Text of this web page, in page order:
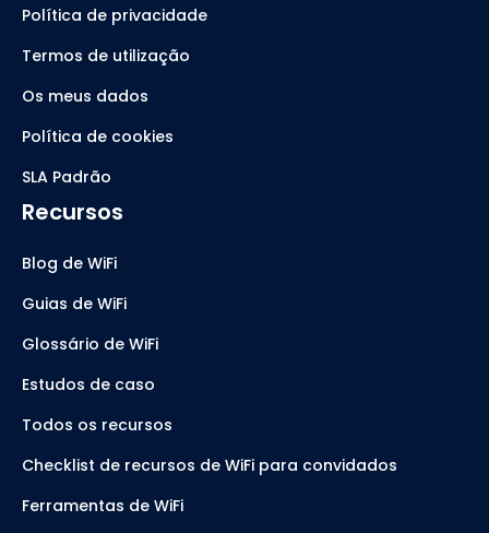
Política de privacidade
Termos de utilização
Os meus dados
Política de cookies
SLA Padrão
Recursos
Blog de WiFi
Guias de WiFi
Glossário de WiFi
Estudos de caso
Todos os recursos
Checklist de recursos de WiFi para convidados
Ferramentas de WiFi